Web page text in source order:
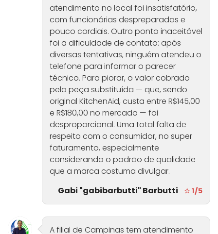
atendimento no local foi insatisfatório,
com funcionárias despreparadas e
pouco cordiais. Outro ponto inaceitável
foi a dificuldade de contato: após
diversas tentativas, ninguém atendeu o
telefone para informar o parecer
técnico. Para piorar, o valor cobrado
pela peça substituída — que, sendo
original KitchenAid, custa entre R$145,00
e R$180,00 no mercado — foi
desproporcional. Uma total falta de
respeito com o consumidor, no super
faturamento, especialmente
considerando o padrão de qualidade
que a marca costuma divulgar.
Gabi "gabibarbutti" Barbutti
☆ 1/5
A filial de Campinas tem atendimento